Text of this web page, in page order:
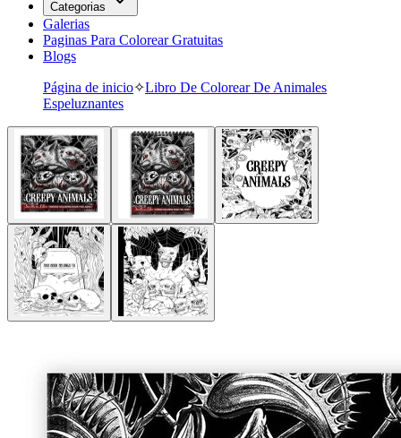
Categorias
Galerias
Paginas Para Colorear Gratuitas
Blogs
Página de inicio✧Libro De Colorear De Animales
Espeluznantes